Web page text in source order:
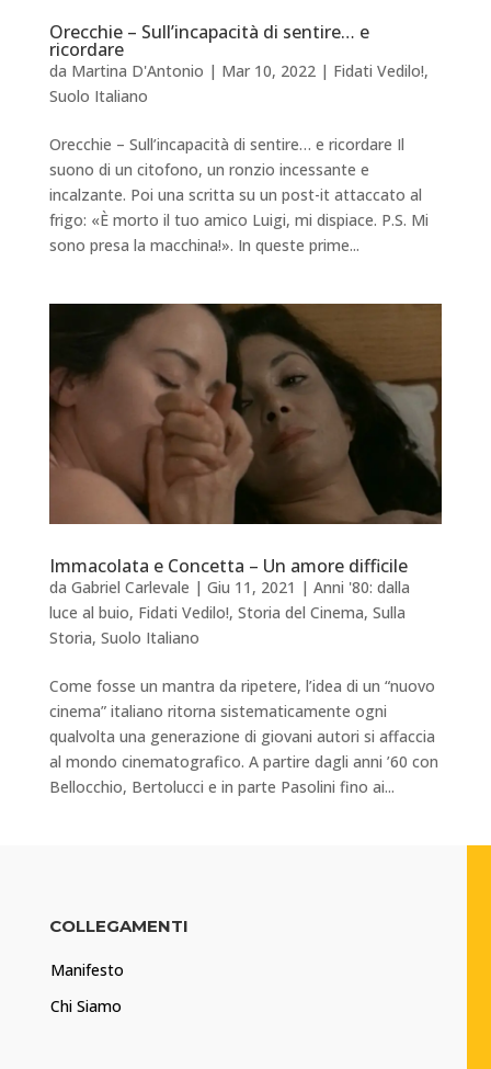
Orecchie – Sull’incapacità di sentire… e
ricordare
da Martina D'Antonio | Mar 10, 2022| Fidati Vedilo!,
Suolo Italiano
Orecchie – Sull’incapacità di sentire… e ricordare Il
suono di un citofono, un ronzio incessante e
incalzante. Poi una scritta su un post-it attaccato al
frigo: «È morto il tuo amico Luigi, mi dispiace. P.S. Mi
sono presa la macchina!». In queste prime...
Immacolata e Concetta – Un amore difficile
da Gabriel Carlevale | Giu 11, 2021 | Anni '80: dalla
luce al buio, Fidati Vedilo!, Storia del Cinema, Sulla
Storia, Suolo Italiano
Come fosse un mantra da ripetere, l’idea di un “nuovo
cinema” italiano ritorna sistematicamente ogni
qualvolta una generazione di giovani autori si affaccia
al mondo cinematografico. A partire dagli anni ’60 con
Bellocchio, Bertolucci e in parte Pasolini fino ai...
COLLEGAMENTI
Manifesto
Chi Siamo